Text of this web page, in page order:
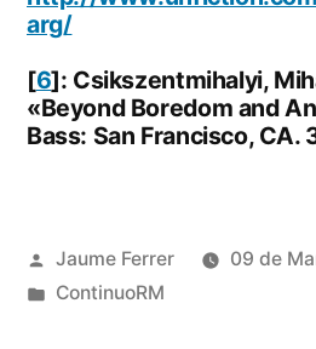
arg/
[6]: Csikszentmihalyi,
«Beyond Boredom and
Bass: San Francisco, CA.
Publicado
por
Jaume Ferrer
09 de
Publicado
ContinuoRM